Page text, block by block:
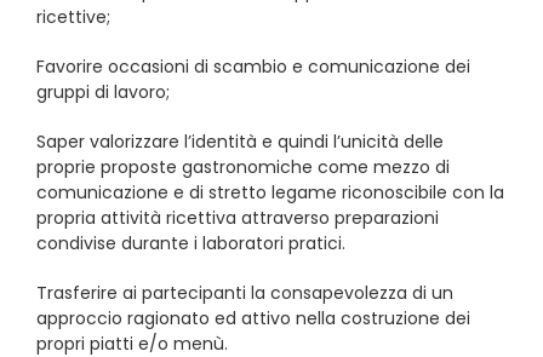
ricettive;
Favorire occasioni di scambio e comunicazione dei
gruppi di lavoro;
Saper valorizzare l’identità e quindi l’unicità delle
proprie proposte gastronomiche come mezzo di
comunicazione e di stretto legame riconoscibile con la
propria attività ricettiva attraverso preparazioni
condivise durante i laboratori pratici.
Trasferire ai partecipanti la consapevolezza di un
approccio ragionato ed attivo nella costruzione dei
propri piatti e/o menù.